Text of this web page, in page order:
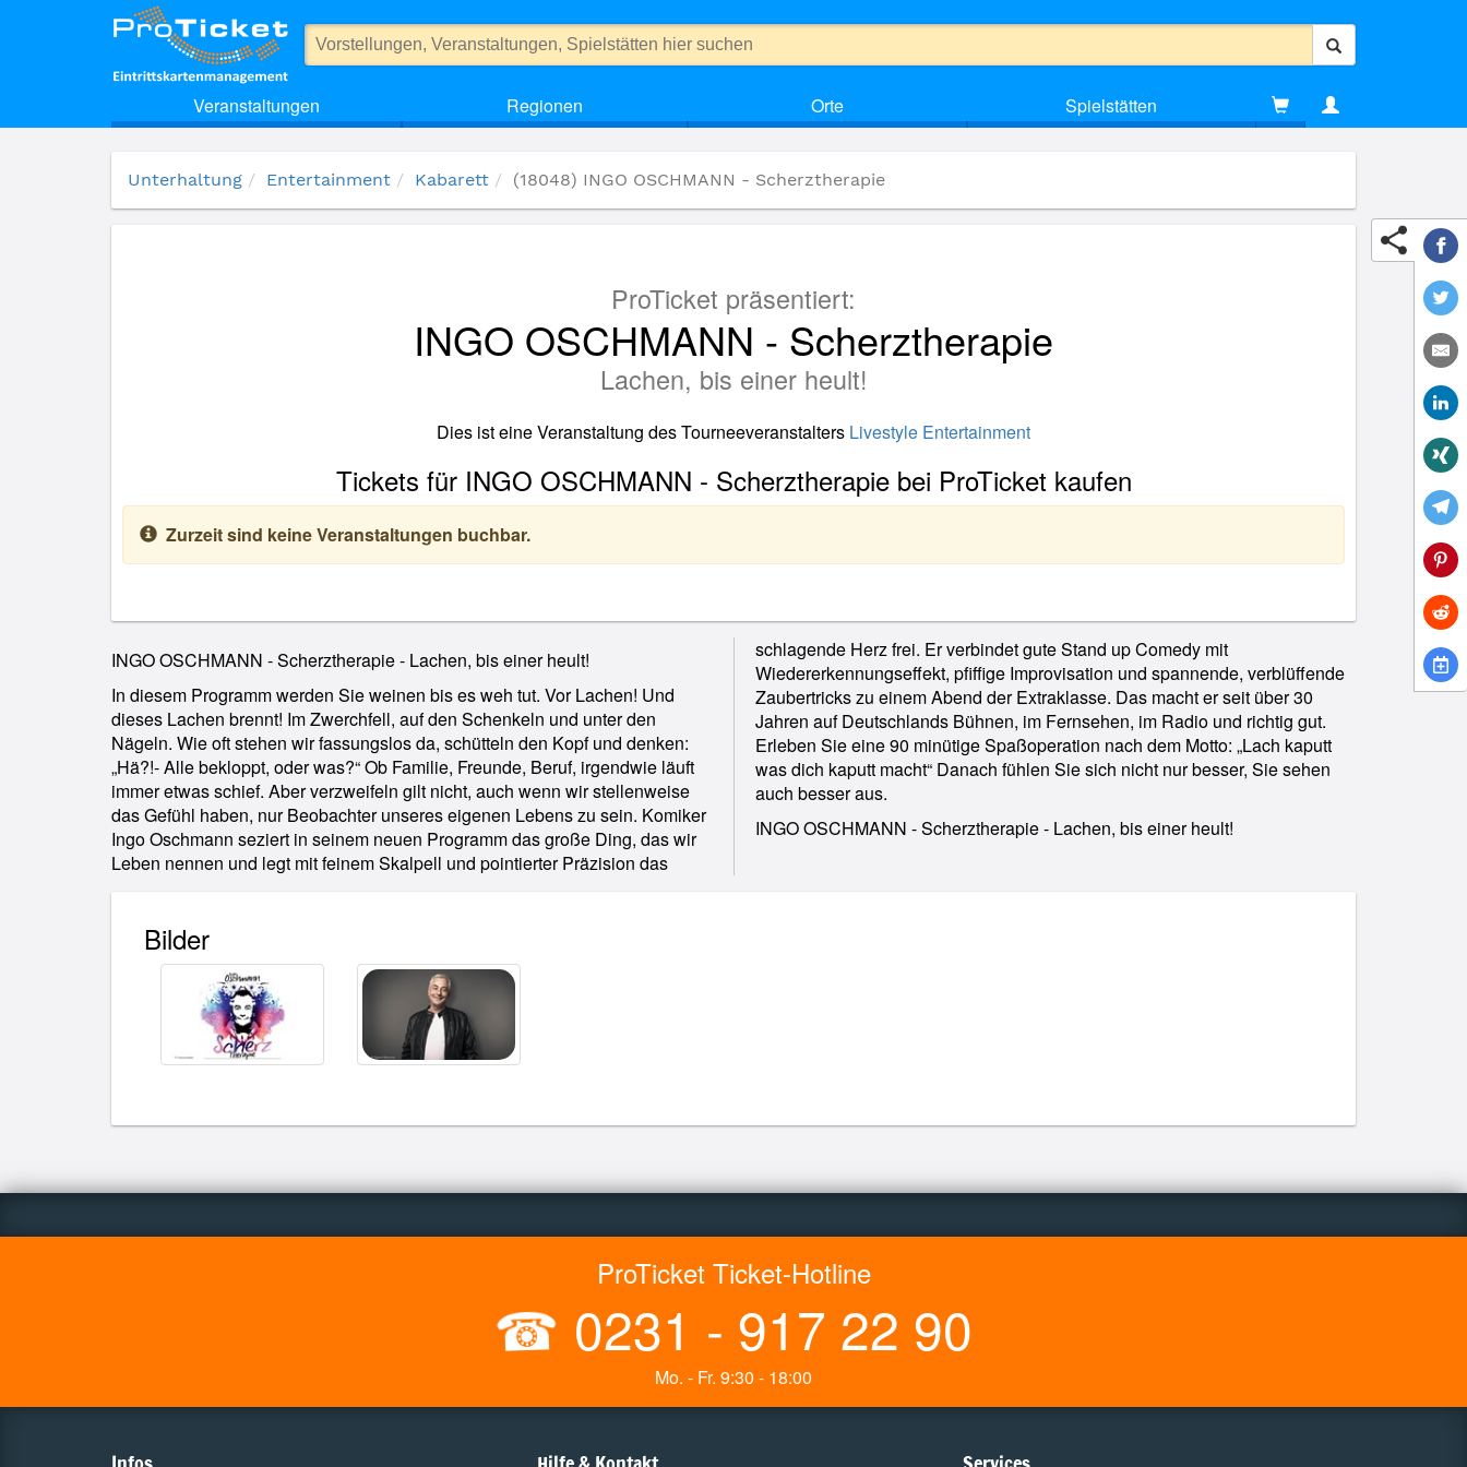
Veranstaltungen Regionen Orte Spielstätten
(18048) INGO OSCHMANN - Scherztherapie
Unterhaltung Entertainment Kabarett (18048) INGO OSCHMANN - Scherztherapie
ProTicket präsentiert:
INGO OSCHMANN - Scherztherapie
Lachen, bis einer heult!
Dies ist eine Veranstaltung des Tourneeveranstalters Livestyle Entertainment
Tickets für INGO OSCHMANN - Scherztherapie bei ProTicket kaufen
Zurzeit sind keine Veranstaltungen buchbar.
INGO OSCHMANN - Scherztherapie - Lachen, bis einer heult!
In diesem Programm werden Sie weinen bis es weh tut. Vor Lachen! Und
dieses Lachen brennt! Im Zwerchfell, auf den Schenkeln und unter den
Nägeln. Wie oft stehen wir fassungslos da, schütteln den Kopf und denken:
„Hä?!- Alle bekloppt, oder was?“ Ob Familie, Freunde, Beruf, irgendwie läuft
immer etwas schief. Aber verzweifeln gilt nicht, auch wenn wir stellenweise
das Gefühl haben, nur Beobachter unseres eigenen Lebens zu sein. Komiker
Ingo Oschmann seziert in seinem neuen Programm das große Ding, das wir
Leben nennen und legt mit feinem Skalpell und pointierter Präzision das
schlagende Herz frei. Er verbindet gute Stand up Comedy mit
Wiedererkennungseffekt, pfiffige Improvisation und spannende, verblüffende
Zaubertricks zu einem Abend der Extraklasse. Das macht er seit über 30
Jahren auf Deutschlands Bühnen, im Fernsehen, im Radio und richtig gut.
Erleben Sie eine 90 minütige Spaßoperation nach dem Motto: „Lach kaputt
was dich kaputt macht“ Danach fühlen Sie sich nicht nur besser, Sie sehen
auch besser aus.
INGO OSCHMANN - Scherztherapie - Lachen, bis einer heult!
Bilder
ProTicket Ticket-Hotline
☎ 0231 - 917 22 90
Mo. - Fr. 9:30 - 18:00